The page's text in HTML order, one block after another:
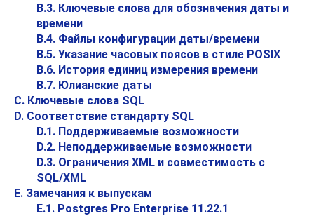
B.3. Ключевые слова для обозначения даты и
времени
B.4. Файлы конфигурации даты/времени
B.5. Указание часовых поясов в стиле POSIX
B.6. История единиц измерения времени
B.7. Юлианские даты
C. Ключевые слова SQL
D. Соответствие стандарту SQL
D.1. Поддерживаемые возможности
D.2. Неподдерживаемые возможности
D.3. Ограничения XML и совместимость с
SQL/XML
E. Замечания к выпускам
E.1. Postgres Pro Enterprise 11.22.1